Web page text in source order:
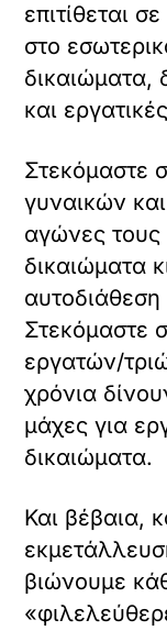
επιτίθεται
στο
δικαιώματα,
και
Στεκόμαστε
γυναικών
αγώνες τους
δικαιώματα
αυτοδιάθεση
Στεκόμαστε
εργατών/
χρόνια
μάχες για
δικαιώματα.
Και βέβαια,
βιώνουμε